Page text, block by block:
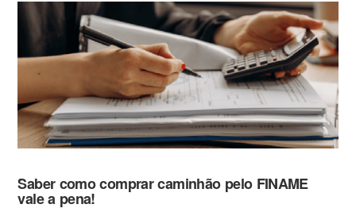
Saber como comprar caminhão pelo FINAME
vale a pena!